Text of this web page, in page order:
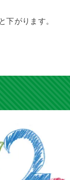
下がります。